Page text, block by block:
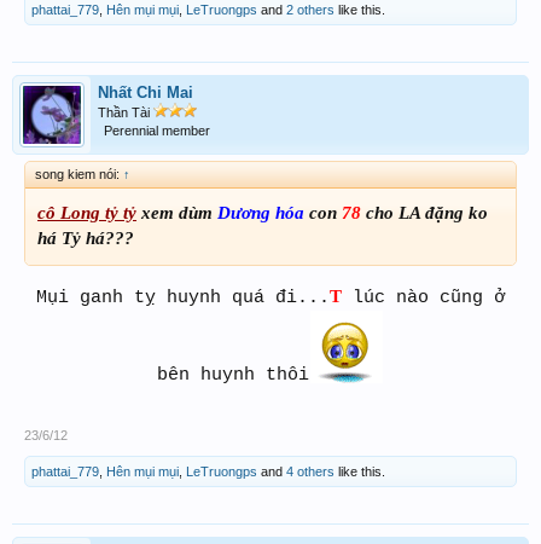
phattai_779 Hên mụi mụi LeTruongps and 2 others like this.
Nhất Chi Mai
Thần Tài
Perennial member
song kiem nói: ↑
cô Long tỷ tỷ xem dùm Dương hóa con 78 cho LA đặng ko
há Tỷ há???
Mụi ganh tỵ huynh quá đi...T lúc nào cũng ở
bên huynh thôi
23/6/12
phattai_779 Hên mụi mụi LeTruongps and 4 others like this.